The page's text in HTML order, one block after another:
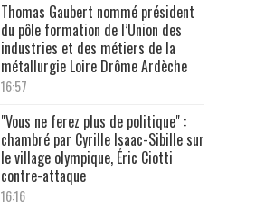
Thomas Gaubert nommé président
du pôle formation de l’Union des
industries et des métiers de la
métallurgie Loire Drôme Ardèche
16:57
"Vous ne ferez plus de politique" :
chambré par Cyrille Isaac-Sibille sur
le village olympique, Éric Ciotti
contre-attaque
16:16